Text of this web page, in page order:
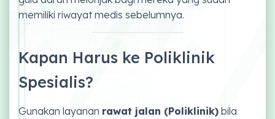
memiliki riwayat medis sebelumnya.
Kapan Harus ke Poliklinik
Spesialis?
Gunakan layanan rawat jalan (Poliklinik) bila